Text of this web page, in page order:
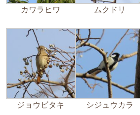
カワラヒワ ムクドリ
ジョウビタキ シジュウカラ